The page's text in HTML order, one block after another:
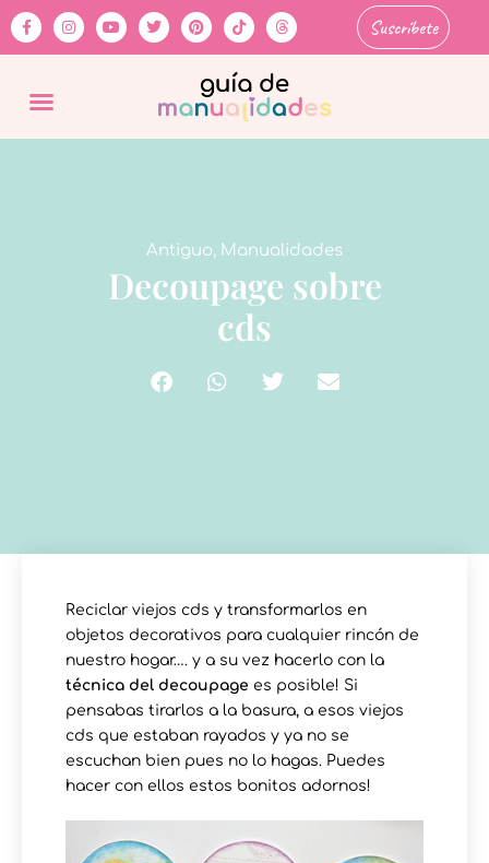
Suscríbete
Antiguo, Manualidades
Decoupage sobre
cds
Reciclar viejos cds y transformarlos en
objetos decorativos para cualquier rincón de
nuestro hogar…. y a su vez hacerlo con la
técnica del decoupage es posible! Si
pensabas tirarlos a la basura, a esos viejos
cds que estaban rayados y ya no se
escuchan bien pues no lo hagas. Puedes
hacer con ellos estos bonitos adornos!